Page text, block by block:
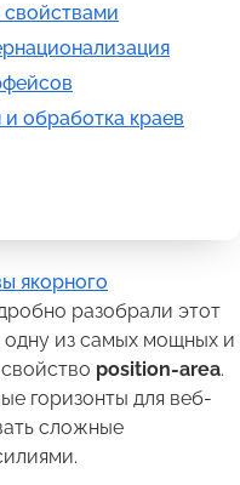
обработка краев
якорного
разобрали этот
одну из самых мощных и
position-area.
горизонты для веб-
сложные